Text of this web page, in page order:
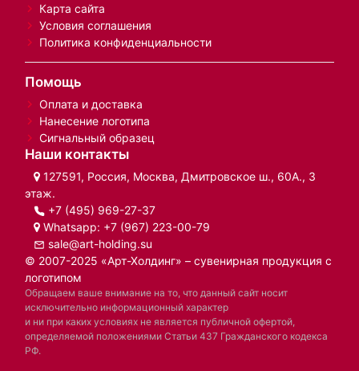
Карта сайта
Условия соглашения
Политика конфиденциальности
Помощь
Оплата и доставка
Нанесение логотипа
Сигнальный образец
Наши контакты
127591, Россия, Москва, Дмитровское ш., 60А., 3
этаж.
+7 (495) 969-27-37
Whatsapp: +7 (967) 223-00-79
sale@art-holding.su
© 2007-2025 «Арт-Холдинг» – сувенирная продукция с
логотипом
Обращаем ваше внимание на то, что данный сайт носит
исключительно информационный характер
и ни при каких условиях не является публичной офертой,
определяемой положениями Статьи 437 Гражданского кодекса
РФ.